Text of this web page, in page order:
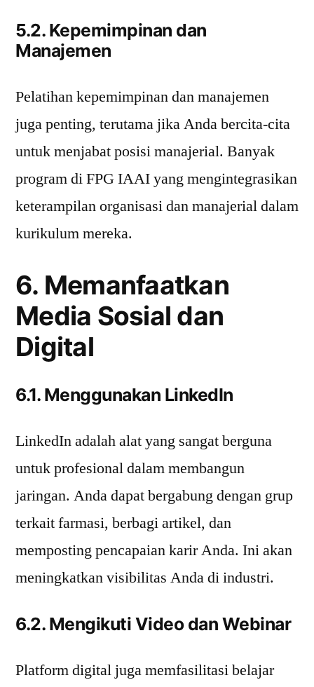
5.2. Kepemimpinan dan
Manajemen
Pelatihan kepemimpinan dan manajemen
juga penting, terutama jika Anda bercita-cita
untuk menjabat posisi manajerial. Banyak
program di FPG IAAI yang mengintegrasikan
keterampilan organisasi dan manajerial dalam
kurikulum mereka.
6. Memanfaatkan
Media Sosial dan
Digital
6.1. Menggunakan LinkedIn
LinkedIn adalah alat yang sangat berguna
untuk profesional dalam membangun
jaringan. Anda dapat bergabung dengan grup
terkait farmasi, berbagi artikel, dan
memposting pencapaian karir Anda. Ini akan
meningkatkan visibilitas Anda di industri.
6.2. Mengikuti Video dan Webinar
Platform digital juga memfasilitasi belajar